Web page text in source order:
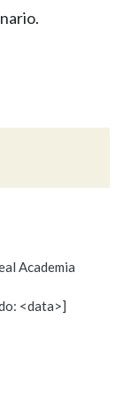
Academia
<data>]